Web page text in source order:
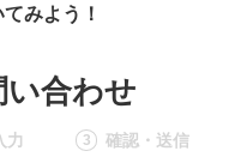
みよう！
合わせ
力 3 確認・送信